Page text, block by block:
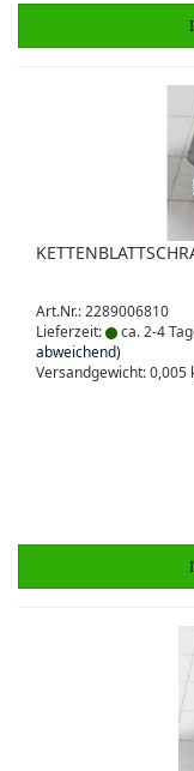
Art.Nr.: 2289006810
Lieferzeit:
ca. 2-4
abweichend)
Versandgewicht:0,005